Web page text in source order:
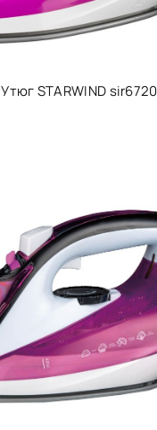
Утюг STARWIND sir6720